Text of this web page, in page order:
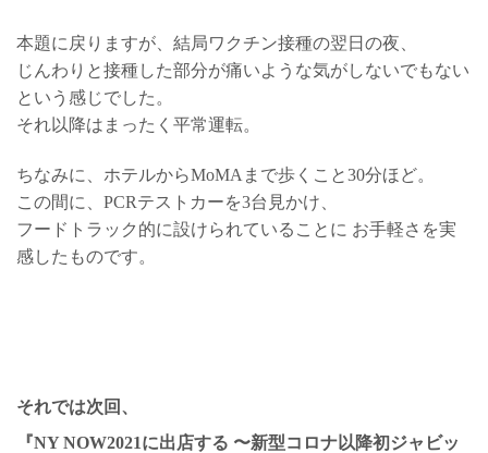
本題に戻りますが、結局ワクチン接種の翌日の夜、
じんわりと接種した部分が痛いような気がしないでもない
という感じでした。
それ以降はまったく平常運転。
ちなみに、ホテルからMoMAまで歩くこと30分ほど。
この間に、PCRテストカーを3台見かけ、
フードトラック的に設けられていることに お手軽さを実
感したものです。
それでは次回、
『NY NOW2021に出店する 〜新型コロナ以降初ジャビッ